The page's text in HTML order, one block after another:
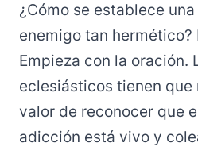
¿Cómo se establece
enemigo tan hermético?
Empieza con la oración.
eclesiásticos tienen que
valor de reconocer que
adicción está vivo y